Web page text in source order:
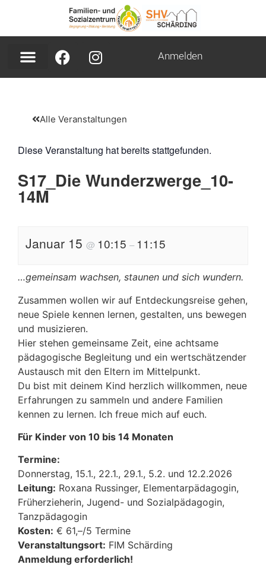
Anmelden
Alle Veranstaltungen
Diese Veranstaltung hat bereits stattgefunden.
S17_Die Wunderzwerge_10-
14M
Januar 15 @ 10:15 – 11:15
…gemeinsam wachsen, staunen und sich wundern.
Zusammen wollen wir auf Entdeckungsreise gehen,
neue Spiele kennen lernen, gestalten, uns bewegen
und musizieren.
Hier stehen gemeinsame Zeit, eine achtsame
pädagogische Begleitung und ein wertschätzender
Austausch mit den Eltern im Mittelpunkt.
Du bist mit deinem Kind herzlich willkommen, neue
Erfahrungen zu sammeln und andere Familien
kennen zu lernen. Ich freue mich auf euch.
Für Kinder von 10 bis 14 Monaten
Termine:
Donnerstag, 15.1., 22.1., 29.1., 5.2. und 12.2.2026
Leitung: Roxana Russinger, Elementarpädagogin,
Früherzieherin, Jugend- und Sozialpädagogin,
Tanzpädagogin
Kosten: € 61,–/5 Termine
Veranstaltungsort: FIM Schärding
Anmeldung erforderlich!